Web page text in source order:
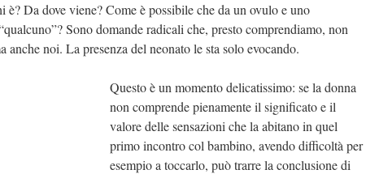
è? Da dove viene? Come è possibile che da un ovulo e uno
Sono domande radicali che, presto comprendiamo, non
noi. La presenza del neonato le sta solo evocando.
Questo è un momento delicatissimo: se la donna
non comprende pienamente il significato e il
valore delle sensazioni che la abitano in quel
primo incontro col bambino, avendo difficoltà per
esempio a toccarlo, può trarre la conclusione di